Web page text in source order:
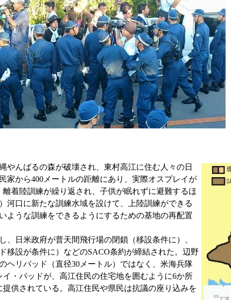
んばるの森が破壊され、東村高江に住む人々の日
家から400メートルの距離にあり、実際オスプレイが
着陸訓練が繰り返され、子供が眠れずに避難するほ
河口に新たな訓練水域を設けて、上陸訓練ができる
ような訓練をできるようにするための基地の再配置
日米政府が普天間飛行場の閉鎖（移設条件に）、
移設が条件に）などのSACO条約が締結された。辺野
ヘリパッド（直径30メートル）ではなく、米海兵隊
・パッドが、高江住民の住宅地を囲むように6か所
供されている。高江住民や県民は抗議の座り込みを